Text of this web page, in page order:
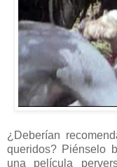
¿Deberían
queridos? Piénselo
una película